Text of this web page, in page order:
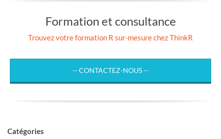
Formation et consultance
Trouvez votre formation R sur-mesure chez ThinkR
-- CONTACTEZ-NOUS --
Catégories